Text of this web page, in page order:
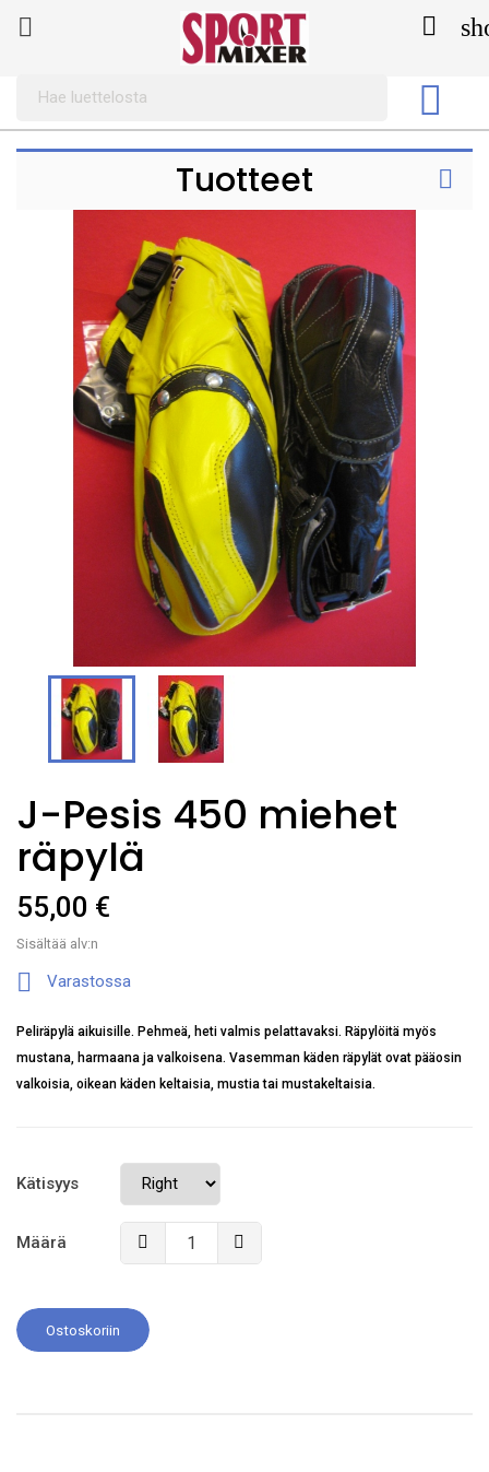
 

Tuotteet 
J-Pesis 450 miehet
räpylä
55,00 €
Sisältää alv:n
 Varastossa
Peliräpylä aikuisille. Pehmeä, heti valmis pelattavaksi. Räpylöitä myös
mustana, harmaana ja valkoisena. Vasemman käden räpylät ovat pääosin
valkoisia, oikean käden keltaisia, mustia tai mustakeltaisia.
Kätisyys
Määrä
Ostoskoriin